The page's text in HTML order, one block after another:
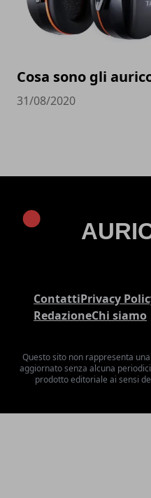
Cosa sono gli
31/08/2020
ContattiPrivacy
RedazioneChi siamo
Questo sito non rappresenta
aggiornato senza alcuna
prodotto editoriale ai sensi